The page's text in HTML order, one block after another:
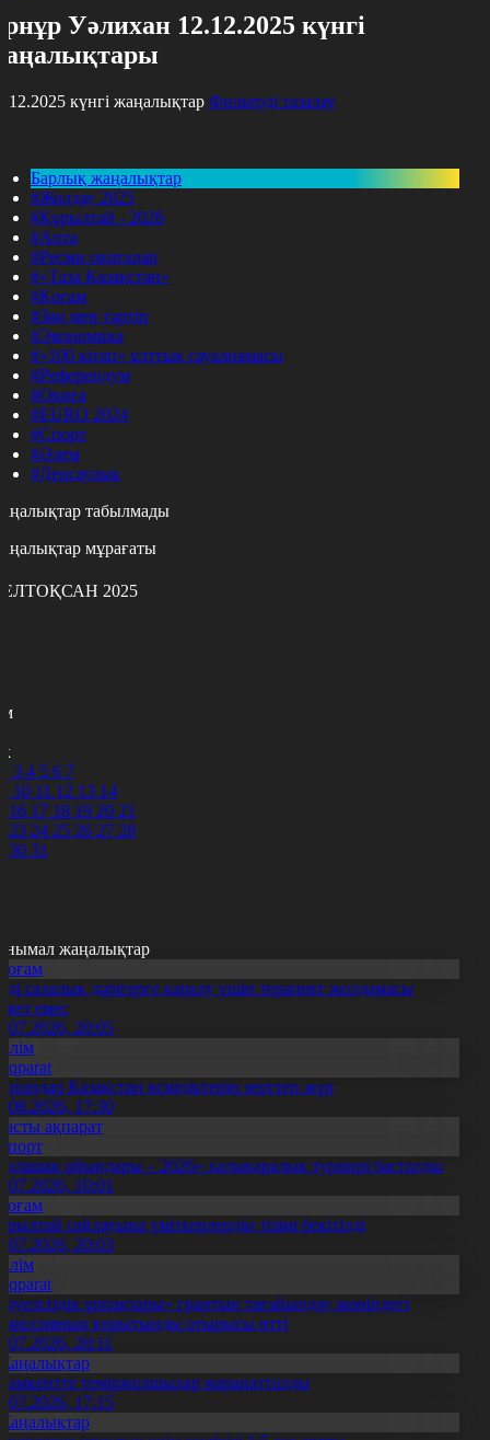
Уәлихан 12.12.2025 күнгі
күнгі жаңалықтар Фильтрді тазалау
Барлық жаңалықтар
#Жолдау 2025
#Құрылтай - 2026
#Апта
#Ресми оқиғалар
#«Таза Қазақстан»
#Қоғам
#Заң мен тәртіп
#Экономика
#«100 кітап» ұлттық сауалнамасы
#Референдум
#Оқиға
#EURO 2024
#Спорт
#Әлем
#Денсаулық
табылмады
мұрағаты
2025
3 4 5 6 7
10 11 12 13 14
16 17 18 19 20 21
23 24 25 26 27 28
30 31
жаңалықтар
салалық дәрігерге қаралу үшін терапевт жолдамасы
емес
20:05
Қазақстан өсімдіктерін зерттеп жүр
17:30
ақпарат
ойындары – 2026» халықаралық турнирі басталды
10:01
сайлауына үміткерлердің тізімі бекітілді
20:03
ұрпақтары» грантын тағайындау жөніндегі
қорытынды отырысы өтті
20:11
теміржолшылар марапатталды
17:15